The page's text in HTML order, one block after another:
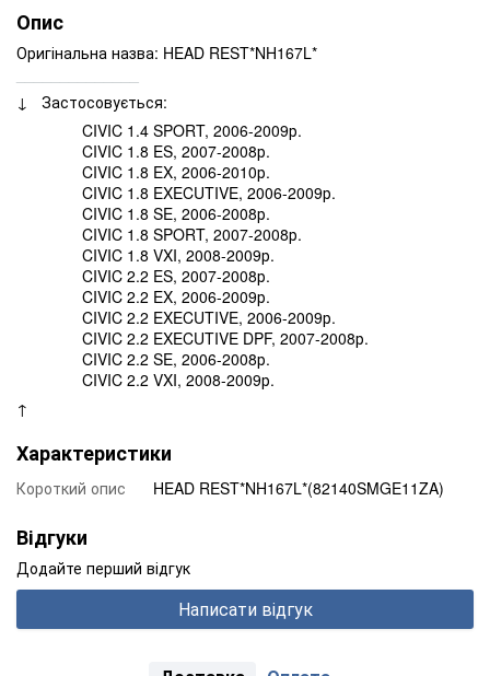
Опис
Оригінальна назва: HEAD REST*NH167L*
↓ Застосовується:
CIVIC 1.4 SPORT, 2006-2009р.
CIVIC 1.8 ES, 2007-2008р.
CIVIC 1.8 EX, 2006-2010р.
CIVIC 1.8 EXECUTIVE, 2006-2009р.
CIVIC 1.8 SE, 2006-2008р.
CIVIC 1.8 SPORT, 2007-2008р.
CIVIC 1.8 VXI, 2008-2009р.
CIVIC 2.2 ES, 2007-2008р.
CIVIC 2.2 EX, 2006-2009р.
CIVIC 2.2 EXECUTIVE, 2006-2009р.
CIVIC 2.2 EXECUTIVE DPF, 2007-2008р.
CIVIC 2.2 SE, 2006-2008р.
CIVIC 2.2 VXI, 2008-2009р.
↑
Характеристики
Короткий опис HEAD REST*NH167L*(82140SMGE11ZA)
Відгуки
Додайте перший відгук
Написати відгук